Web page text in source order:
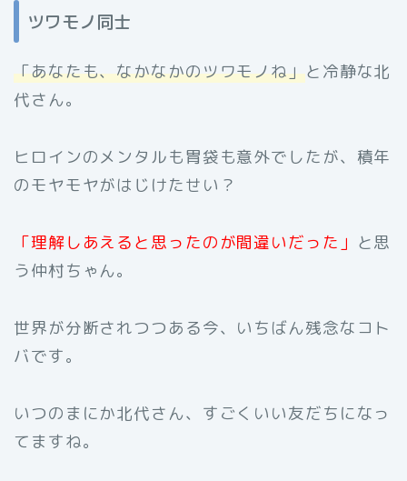
ツワモノ同士
「あなたも、なかなかのツワモノね」と冷静な北
代さん。
ヒロインのメンタルも胃袋も意外でしたが、積年
のモヤモヤがはじけたせい？
「理解しあえると思ったのが間違いだった」 と思
う仲村ちゃん。
世界が分断されつつある今、いちばん残念なコト
バです。
いつのまにか北代さん、すごくいい友だちになっ
てますね。